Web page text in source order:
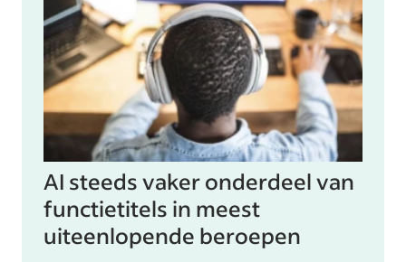
AI steeds vaker onderdeel van
functietitels in meest
uiteenlopende beroepen